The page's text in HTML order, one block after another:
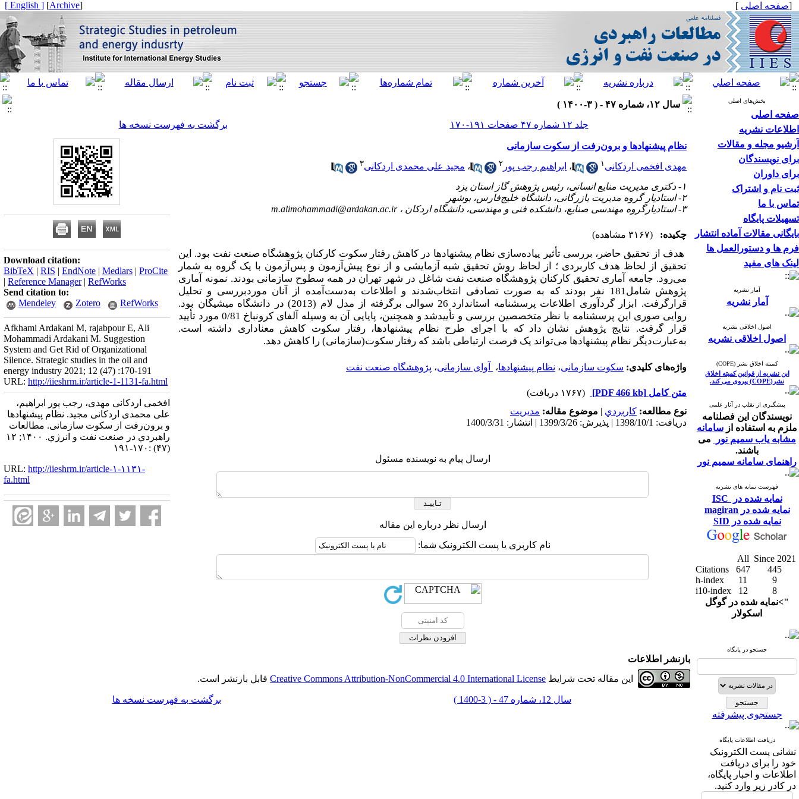
[صفحه اصلی ]
[
Archive
]
[ English ]
بخش‌های اصلی
صفحه اصلی
اطلاعات نشریه
آرشیو مجله و مقالات
برای نویسندگان
برای داوران
ثبت نام و اشتراک
تماس با ما
تسهیلات پایگاه
بایگانی مقالات آماده انتشار
فرم ها و دستورالعمل ها
لینک های مفید
آمار نشریه
آمار نشریه
اصول اخلاقی نشریه
اصول اخلاقی نشریه
کمیته اخلاق نشر (COPE)
این نشریه از قوانین کمیته اخلاق
نشر(COPE) پیروی می کند.
پیشگیری از تقلب در آثار علمی
نویسندگان این فصلنامه
ملزم به استفاده از سامانه
مشابه یاب سمیم نور
می
باشند.
راهنمای سامانه سمیم نور
فهرست نمایه های نشریه
نمایه شده در ISC
نمایه شده در magiran
نمایه شده در SID
All Since 2021
Citations
647
445
h-index
11
9
i10-index
12
8
">نمایه شده در گوگل
اسکولار
جستجو در پایگاه
جستجوی پیشرفته
دریافت اطلاعات پایگاه
نشانی پست الکترونیک
خود را برای دریافت
اطلاعات و اخبار پایگاه،
در کادر زیر وارد کنید.
سال ۱۲، شماره ۴۷ - ( ۳-۱۴۰۰ )
جلد ۱۲ شماره ۴۷ صفحات ۱۹۱-۱۷۰
برگشت به فهرست نسخه ها
نظام پیشنهادها و برون‌رفت از سکوت سازمانی
مهدی افخمی اردکانی ۱ ، ابراهیم رجب پور ۲ ، مجید علی محمدی اردکانی۳
۱- دکتری مدیریت منایع انسانی، رئیس پژوهش گاز استان یزد
۲- استادیار گروه مدیریت بازرگانی، دانشگاه خلیج‌فارس، بوشهر
۳- استادیارگروه مهندسی صنایع، دانشکده فنی و مهندسی، دانشگاه اردکان ،
m.alimohammadi@ardakan.ac.ir
چکیده: (۳۱۶۷ مشاهده)
هدف از تحقیق حاضر، بررسی تأثیر پیاده‌سازی نظام پیشنهادها در کاهش رفتار سکوت کارکنان پژوهشگاه صنعت نفت بود. این
تحقیق از لحاظ هدف کاربردی ؛ از لحاظ روش تحقیق شبه آزمایشی و از نوع پیش‌آزمون و پس‌آزمون با یک گروه به شمار
می‌رود. جامعه آماری تحقیق کارکنان پ‍ژوهشگاه صنعت نفت شاغل در شهر تهران در همه سطوح سازمانی بودند. نمونه آماری
پژوهش شامل181 نفر بودند که به­ صورت تصادفی انتخاب‌شدند­ و اطلاعات به‌دست‌آمده از آنان موردبررسی و تحلیل
قرارگرفت. ابزار گردآوری اطلاعات پرسشنامه استاندارد 26 سوالی برگرفته از مدل لام (2013) در دانشگاه میشیگان بود.
روایی صوری این پرسشنامه با نظر متخصصین بررسی و تأییدشد و همچنین، پایایی آن به ­وسیله آلفای کرونباخ 0/81 مورد تأیید
قرار گرفت. نتایج پژوهش نشان داد که با اجرای طرح نظام پیشنهادها، رفتار سکوت کاهش معناداری داشته است.
به‌عبارت‌دیگر نظام پیشنهادها می‌تواند یک فرصت ارتباطی باشد که رفتار سکوت(سازمانی) را کاهش ‌دهد.
واژه‌های کلیدی: سکوت سازمانی، نظام پیشنهادها، ‌ آوای سازمانی، پ‍ژوهشگاه صنعت نفت
متن کامل [PDF 466 kb]
(۱۷۶۷ دریافت)
نوع مطالعه: كاربردي | موضوع مقاله: مديريت
دریافت: 1398/10/1 | پذیرش: 1399/3/26 | انتشار: 1400/3/31
ارسال پیام به نویسنده مسئول
ارسال نظر درباره این مقاله
نام کاربری یا پست الکترونیک شما:
Download citation:
BibTeX | RIS | EndNote | Medlars | ProCite
| Reference Manager| RefWorks
Send citation to:
Mendeley
Zotero RefWorks
Afkhami Ardakani M, rajabpour E, Ali
Mohammadi Ardakani M. Suggestion
System and Get Rid of Organizational
Silence. Strategic studies in the oil and
energy industry 2021; 12 (47) :170-191
URL: http://iieshrm.ir/article-1-1131-fa.html
افخمی اردکانی مهدی، رجب پور ابراهیم،
علی محمدی اردکانی مجید. نظام پیشنهادها
و برون‌رفت از سکوت سازمانی. مطالعات
راهبردي در صنعت نفت و انرژي. ۱۴۰۰; ۱۲
(۴۷) :۱۷۰-۱۹۱
URL: http://iieshrm.ir/article-۱-۱۱۳۱-
fa.html
بازنشر اطلاعات
این مقاله تحت شرایط Creative Commons Attribution-NonCommercial 4.0 International License قابل بازنشر است.
سال 12، شماره 47 - ( 3-1400 ) برگشت به فهرست نسخه ها